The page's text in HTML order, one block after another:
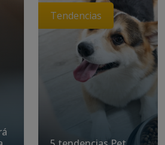
Tendencias